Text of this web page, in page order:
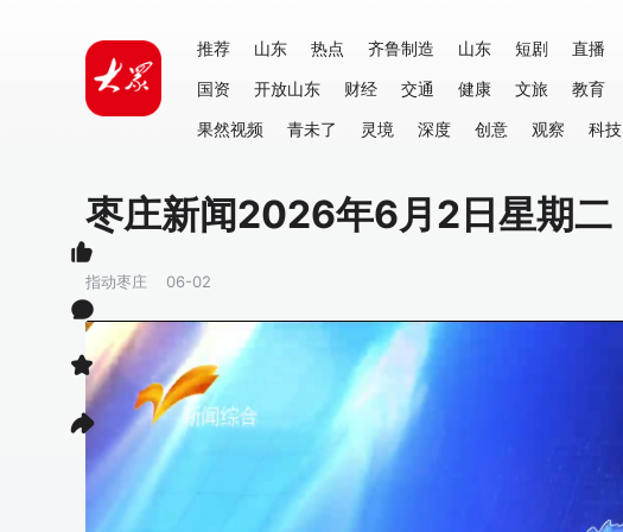
推荐 山东 热点 齐鲁制造 山东 短剧 直播
国资
开放山东 财经 交通 健康 文旅 教育
果然视频
青未了 灵境 深度 创意 观察 科技
枣庄新闻2026年6月2日星期二
指动枣庄 06-02